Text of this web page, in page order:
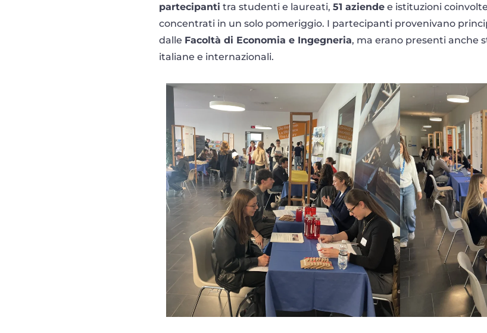
partecipanti tra studenti e laureati, 51 aziende e istituzioni
concentrati in un solo pomeriggio. I partecipanti provenivano
dalle Facoltà di Economia e Ingegneria, ma erano presenti anche
italiane e internazionali.